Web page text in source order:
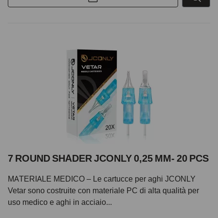
7 ROUND SHADER JCONLY 0,25 MM- 20 PCS
MATERIALE MEDICO – Le cartucce per aghi JCONLY
Vetar sono costruite con materiale PC di alta qualità per
uso medico e aghi in acciaio...